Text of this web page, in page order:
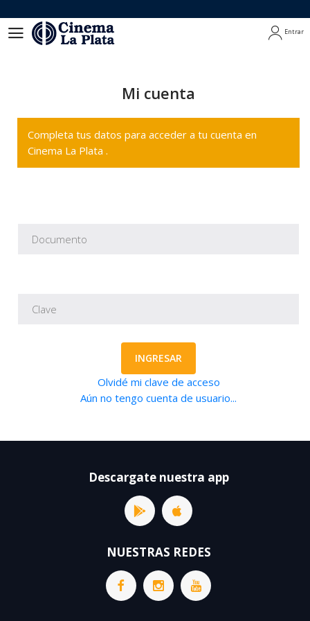
Entrar
Mi cuenta
Completa tus datos para acceder a tu cuenta en
Cinema La Plata .
INGRESAR
Olvidé mi clave de acceso
Aún no tengo cuenta de usuario...
Descargate nuestra app
NUESTRAS REDES